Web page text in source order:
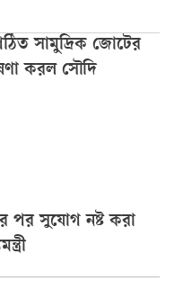
সামুদ্রিক জোটের
করল সৌদি
পর সুযোগ নষ্ট করা